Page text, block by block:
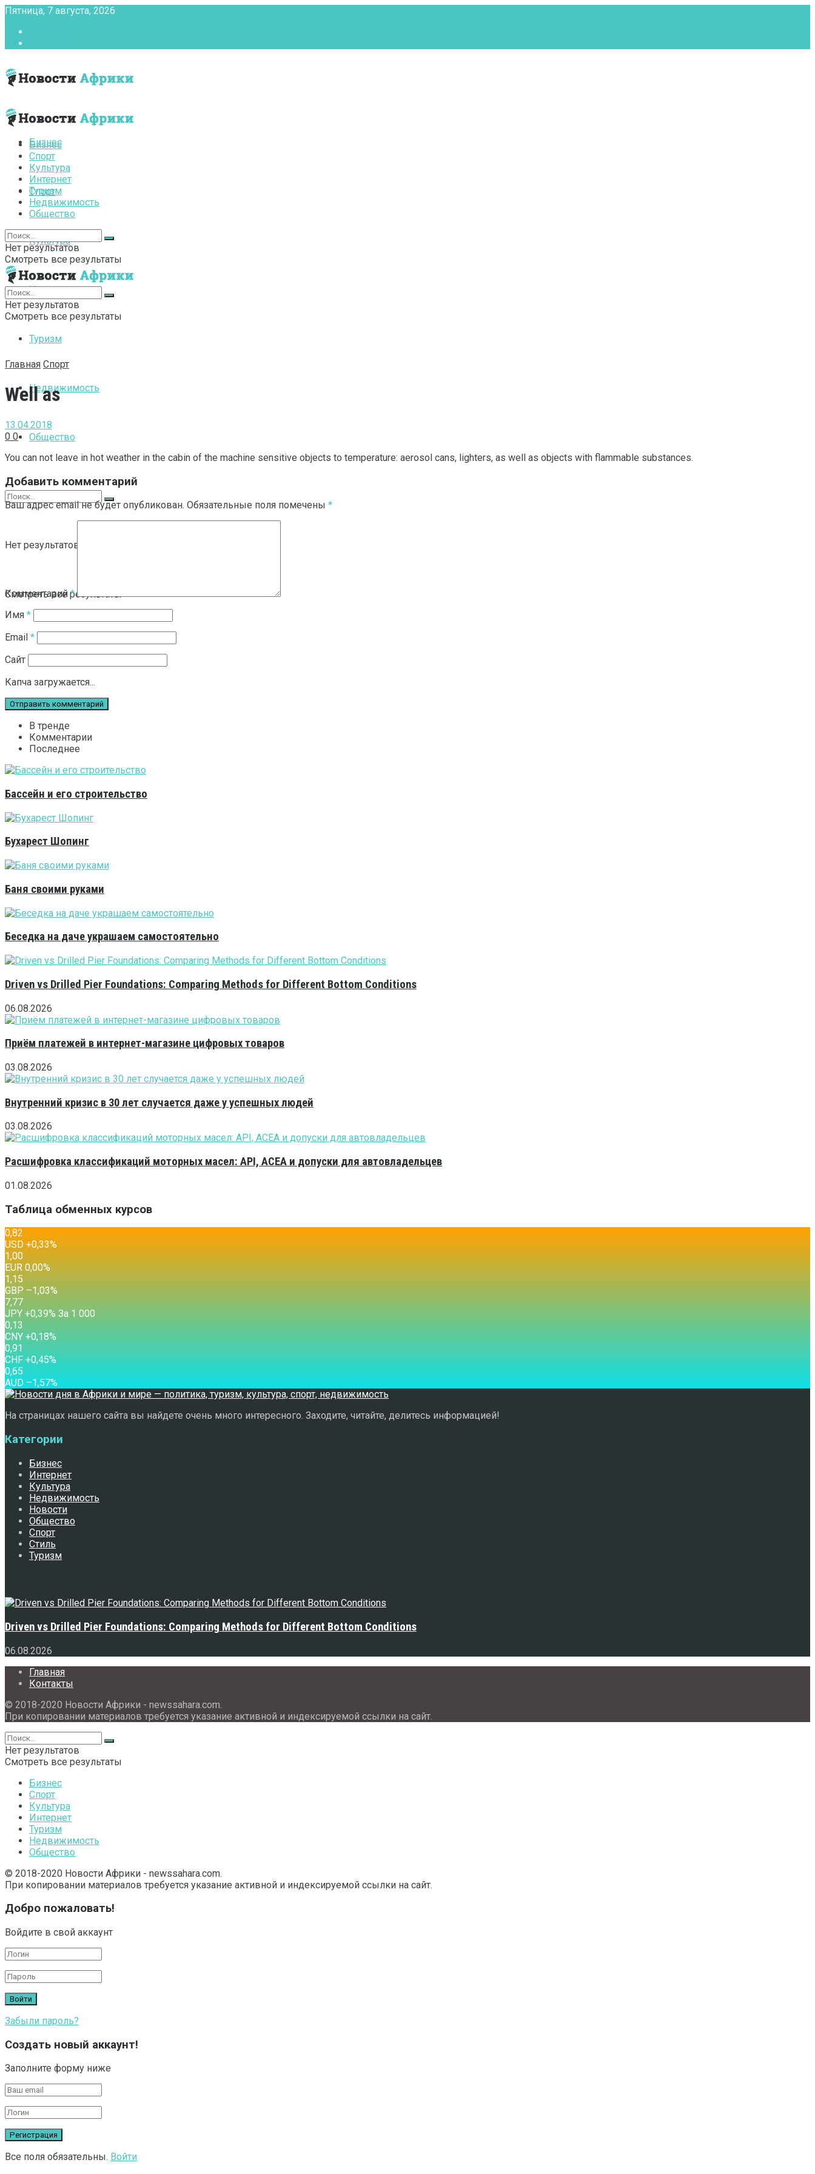
Пятница, 7 августа, 2026
Бизнес
Спорт
Культура
Интернет
Туризм
Недвижимость
Общество
Нет результатов
Смотреть все результаты
Бизнес
Спорт
Культура
Интернет
Туризм
Недвижимость
Общество
Нет результатов
Смотреть все результаты
Нет результатов
Смотреть все результаты
Главная Спорт
Well as
13.04.2018
0 0
You can not leave in hot weather in the cabin of the machine sensitive objects to temperature: aerosol cans, lighters, as well as objects with flammable substances.
Добавить комментарий
Ваш адрес email не будет опубликован. Обязательные поля помечены *
Комментарий*
Имя *
Email *
Сайт
Капча загружается...
В тренде
Комментарии
Последнее
Бассейн и его строительство
Бухарест Шопинг
Баня своими руками
Беседка на даче украшаем самостоятельно
Driven vs Drilled Pier Foundations: Comparing Methods for Different Bottom Conditions
06.08.2026
Приём платежей в интернет-магазине цифровых товаров
03.08.2026
Внутренний кризис в 30 лет случается даже у успешных людей
03.08.2026
Расшифровка классификаций моторных масел: API, ACEA и допуски для автовладельцев
01.08.2026
Таблица обменных курсов
0,82
USD +0,33%
1,00
EUR 0,00%
1,15
GBP –1,03%
7,77
JPY +0,39% За 1 000
0,13
CNY +0,18%
0,91
CHF +0,45%
0,65
AUD –1,57%
На страницах нашего сайта вы найдете очень много интересного. Заходите, читайте, делитесь информацией!
Категории
Бизнес
Интернет
Культура
Недвижимость
Новости
Общество
Спорт
Стиль
Туризм
Driven vs Drilled Pier Foundations: Comparing Methods for Different Bottom Conditions
06.08.2026
Главная
Контакты
© 2018-2020 Новости Африки - newssahara.com.
При копировании материалов требуется указание активной и индексируемой ссылки на сайт.
Нет результатов
Смотреть все результаты
Бизнес
Спорт
Культура
Интернет
Туризм
Недвижимость
Общество
© 2018-2020 Новости Африки - newssahara.com.
При копировании материалов требуется указание активной и индексируемой ссылки на сайт.
Добро пожаловать!
Войдите в свой аккаунт
Забыли пароль?
Создать новый аккаунт!
Заполните форму ниже
Все поля обязательны. Войти